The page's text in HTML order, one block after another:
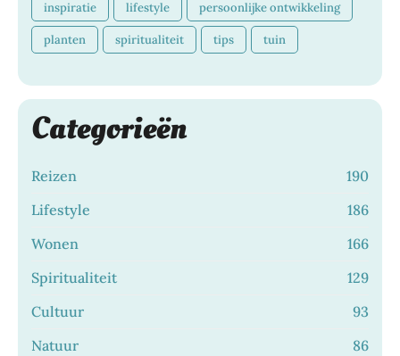
inspiratie lifestyle persoonlijke ontwikkeling
planten spiritualiteit tips tuin
Categorieën
Reizen
190
Lifestyle
186
Wonen
166
Spiritualiteit
129
Cultuur
93
Natuur
86